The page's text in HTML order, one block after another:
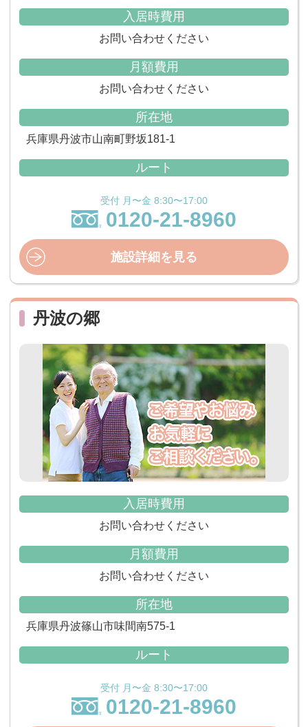
入居時費用
お問い合わせください
月額費用
お問い合わせください
所在地
兵庫県丹波市山南町野坂181-1
ルート
受付 月〜金 8:30〜17:00
0120-21-8960
施設詳細を見る
丹波の郷
入居時費用
お問い合わせください
月額費用
お問い合わせください
所在地
兵庫県丹波篠山市味間南575-1
ルート
受付 月〜金 8:30〜17:00
0120-21-8960